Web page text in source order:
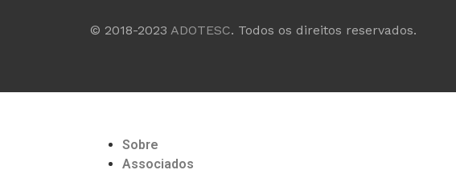
© 2018-2023 ADOTESC. Todos os direitos reservados.
Sobre
Associados